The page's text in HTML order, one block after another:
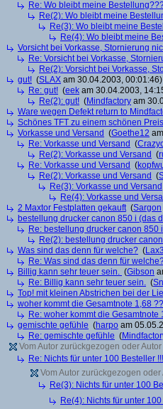
Re: Wo bleibt meine
Re(2): Wo bleibt meine
Re(3): Wo bleibt meine
Re(4): Wo bleibt meine
Vorsicht bei Vorkasse, Stornierung
Re: Vorsicht bei Vorkasse,
Re(2): Vorsicht bei Vorkasse,
gut! (SLAX am 30.04.2003, 00:01:46)
Re: gut! (eek am 30.04.2003,
Re(2): gut! (Mindfactory am
Ware wegen Defekt return to
Schönes TFT zu einem schönen Preis
Vorkasse und Versand (Goethe12
Re: Vorkasse und Versand (
Re(2): Vorkasse und Versand (
Re: Vorkasse und Versand (
Re(2): Vorkasse und Versand (
Re(3): Vorkasse und Versand
Re(4): Vorkasse und
2 Maxtor Festplatten gekauft(Sargon
bestellung drucker canon 850 i (das
Re: bestellung drucker canon
Re(2): bestellung drucker
Was sind das denn für welche? (
Re: Was sind das denn für
Billig kann sehr teuer sein. (Gibson
Re: Billig kann sehr teuer sein. (
Top! mit kleinen Abstrichen bei der
woher kommt die Gesamtnote 1,68
Re: woher kommt die Gesamtnote
gemischte gefühle (harpo am
Re: gemischte gefühle (
Vom Autor zurückgezogen oder
Re: Nichts für unter 100 Besteller !!!
Vom Autor zurückgezogen
Re(3): Nichts für unter 100
Re(4): Nichts für unter